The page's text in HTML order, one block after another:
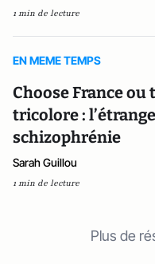
1 min de lecture
EN MEME TEMPS
Choose France ou
tricolore : l’étrange
schizophrénie
Sarah Guillou
1 min de lecture
Plus de